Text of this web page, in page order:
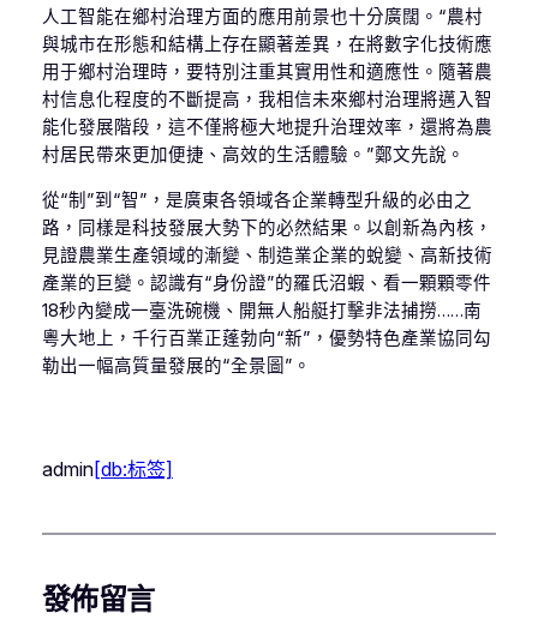
人工智能在鄉村治理方面的應用前景也十分廣闊。“農村
與城市在形態和結構上存在顯著差異，在將數字化技術應
用于鄉村治理時，要特別注重其實用性和適應性。隨著農
村信息化程度的不斷提高，我相信未來鄉村治理將邁入智
能化發展階段，這不僅將極大地提升治理效率，還將為農
村居民帶來更加便捷、高效的生活體驗。”鄭文先說。
從“制”到“智”，是廣東各領域各企業轉型升級的必由之
路，同樣是科技發展大勢下的必然結果。以創新為內核，
見證農業生產領域的漸變、制造業企業的蛻變、高新技術
產業的巨變。認識有“身份證”的羅氏沼蝦、看一顆顆零件
18秒內變成一臺洗碗機、開無人船艇打擊非法捕撈……南
粵大地上，千行百業正蓬勃向“新”，優勢特色產業協同勾
勒出一幅高質量發展的“全景圖”。
admin[db:标签]
發佈留言